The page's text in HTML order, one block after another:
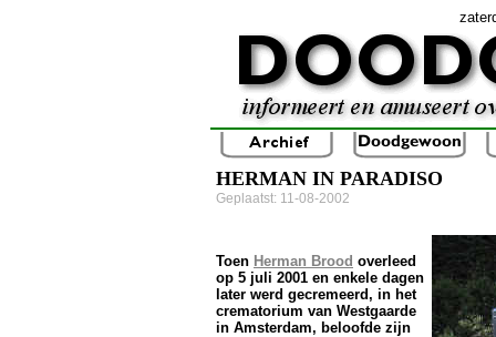
HERMAN IN PARADISO
Geplaatst: 11-08-2002
Toen Herman Brood overleed
op 5 juli 2001 en enkele dagen
later werd gecremeerd, in het
crematorium van Westgaarde
in Amsterdam, beloofde zijn